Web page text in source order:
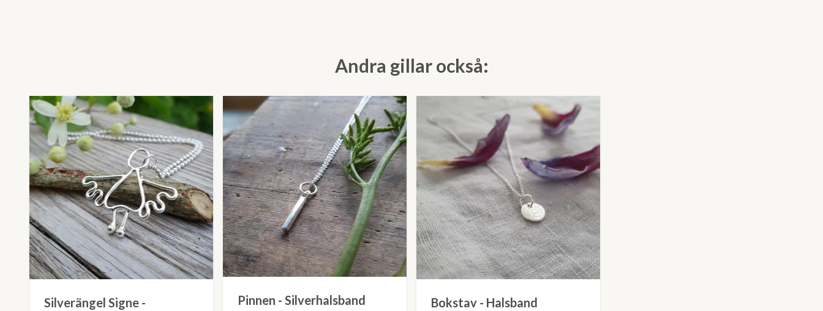
Andra gillar också:
Silverängel Signe -
Pinnen - Silverhalsband
Bokstav - Halsband